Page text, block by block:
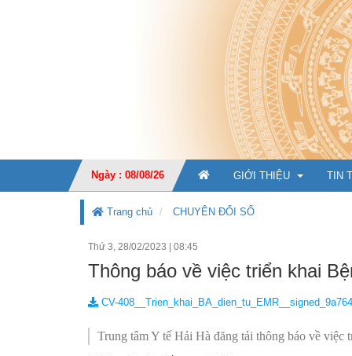
Ngày : 08/08/26 GIỚI THIỆU
CHỨC NĂNG, NHIỆM
TỔ CHỨC BỘ MÁY
Ban
Văn
KẾ HOẠCH PHÁT
TIN
Trang chủ CHUYÊN ĐỔI SỐ
Thứ 3, 28/02/2023 | 08:45
Thông báo về việc triển khai
CV-
Trung tâm Y tế Hải Hà đăng tải thông báo về